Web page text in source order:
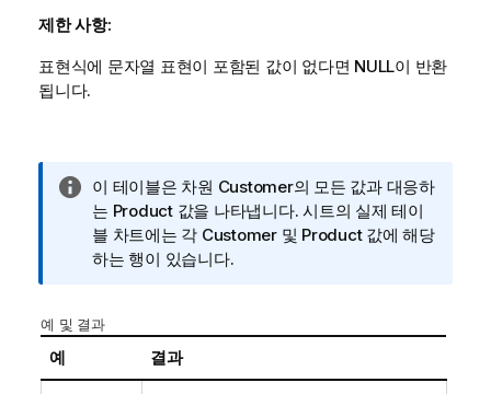
제한 사항:
표현식에 문자열 표현이 포함된 값이 없다면 NULL이 반환
됩니다.
정
보
메
모
이 테이블은 차원 Customer의 모든 값과 대응하
는 Product값을 나타냅니다. 시트의 실제 테이
블 차트에는 각 Customer및 Product값에 해당
하는 행이 있습니다.
예 및 결과
예 결과